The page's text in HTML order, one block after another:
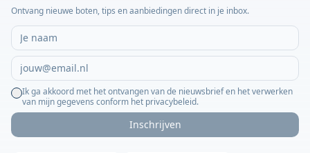
Ontvang nieuwe boten, tips en aanbiedingen direct in je inbox.
Ik ga akkoord met het ontvangen van de nieuwsbrief en het verwerken
van mijn gegevens conform het privacybeleid.
Inschrijven